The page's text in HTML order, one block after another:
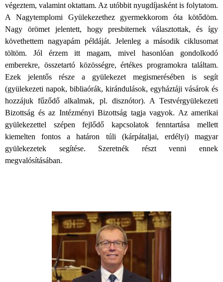
végeztem, valamint oktattam. Az utóbbit nyugdíjasként is folytatom.
A Nagytemplomi Gyülekezethez gyermekkorom óta kötődöm.
Nagy örömet jelentett, hogy presbiternek választottak, és így
követhettem nagyapám példáját. Jelenleg a második ciklusomat
töltöm. Jól érzem itt magam, mivel hasonlóan gondolkodó
emberekre, összetartó közösségre, értékes programokra találtam.
Ezek jelentős része a gyülekezet megismerésében is segít
(gyülekezeti napok, bibliaórák, kirándulások, egyháztáji vásárok és
hozzájuk fűződő alkalmak, pl. disznótor). A Testvérgyülekezeti
Bizottság és az Intézményi Bizottság tagja vagyok. Az amerikai
gyülekezettel szépen fejlődő kapcsolatok fenntartása mellett
kiemelten fontos a határon túli (kárpátaljai, erdélyi) magyar
gyülekezetek segítése. Szeretnék részt venni ennek
megvalósításában.